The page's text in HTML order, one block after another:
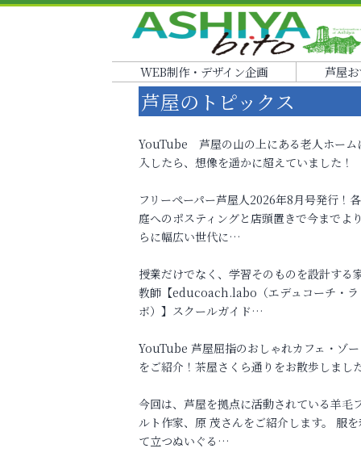
WEB制作・デザイン企画 芦屋
芦屋のトピックス
YouTube 芦屋の山の上にある老人ホーム
入したら、想像を遥かに超えていました！
フリーペーパー芦屋人2026年8月号発行！
庭へのポスティングと店頭置きで今までよ
らに幅広い世代に…
授業だけでなく、学習そのものを設計する
教師【educoach.labo（エデュコーチ・ラ
ボ）】スクールガイド…
YouTube 芦屋屈指のおしゃれカフェ・ゾ
をご紹介！茶屋さくら通りをお散歩しまし
今回は、芦屋を拠点に活動されている羊毛
ルト作家、原 茂さんをご紹介します。 服を
て立つぬいぐる…